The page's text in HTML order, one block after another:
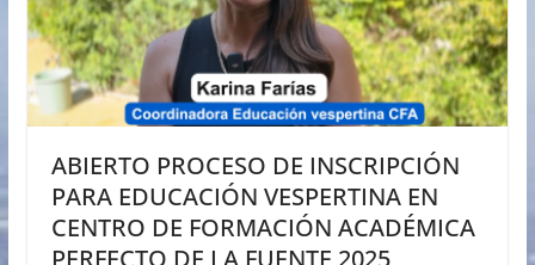
ABIERTO PROCESO DE INSCRIPCIÓN
PARA EDUCACIÓN VESPERTINA EN
CENTRO DE FORMACIÓN ACADÉMICA